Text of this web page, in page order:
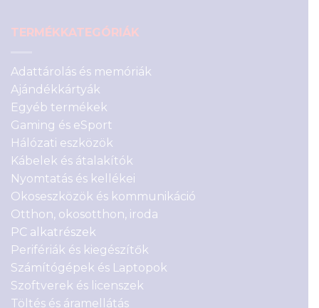
TERMÉKKATEGÓRIÁK
Adattárolás és memóriák
Ajándékkártyák
Egyéb termékek
Gaming és eSport
Hálózati eszközök
Kábelek és átalakítók
Nyomtatás és kellékei
Okoseszközök és kommunikáció
Otthon, okosotthon, iroda
PC alkatrészek
Perifériák és kiegészítők
Számítógépek és Laptopok
Szoftverek és licenszek
Töltés és áramellátás